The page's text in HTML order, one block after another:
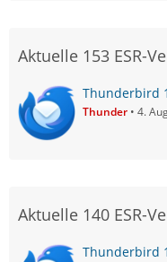
Aktuelle 153 ESR-
Thunderbird
Thunder 4.
Aktuelle 140 ESR-
Thunderbird